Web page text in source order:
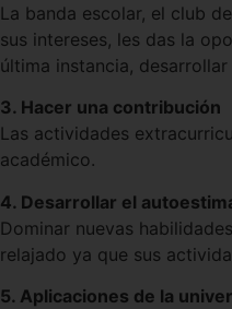
La banda escolar, el club
sus intereses, les das la
última instancia,
3. Hacer una contribución
Las actividades
académico.
4. Desarrollar el
Dominar nuevas
relajado ya que sus
5. Aplicaciones de la